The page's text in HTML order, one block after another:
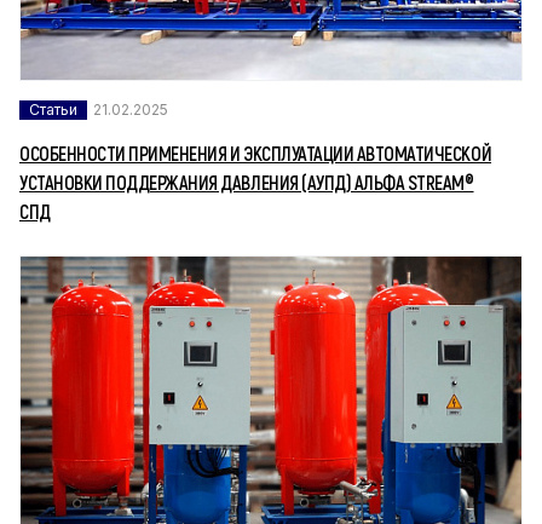
Статьи 21.02.2025
ОСОБЕННОСТИ ПРИМЕНЕНИЯ И ЭКСПЛУАТАЦИИ АВТОМАТИЧЕСКОЙ
УСТАНОВКИ ПОДДЕРЖАНИЯ ДАВЛЕНИЯ (АУПД) АЛЬФА STREAM®
СПД